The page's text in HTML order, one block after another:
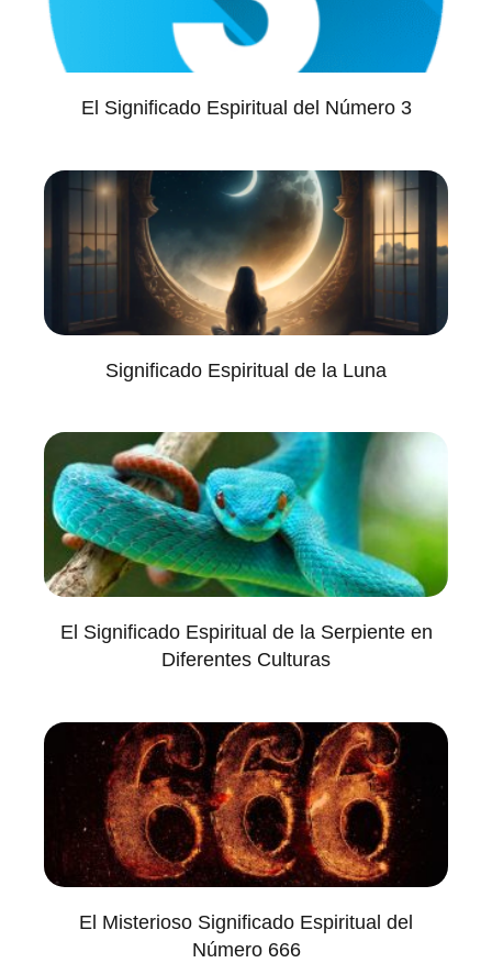
El Significado Espiritual del Número 3
Significado Espiritual de la Luna
El Significado Espiritual de la Serpiente en
Diferentes Culturas
El Misterioso Significado Espiritual del
Número 666